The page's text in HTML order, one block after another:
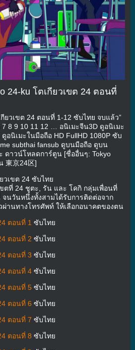
24-ku โตเกียวเขต 24 ตอนที่
กียวเขต 24 ตอนที่ 1-12 ซับไทย จบแล้ว”
8 9 10 11 12 … อนิเมะจีน3D ดูอนิเมะ
อนิเมะในมือถือ HD FullHD 1080P ซับ
subthai fansub ดูบนมือถือ ดูบน
ดาวน์โหลดการ์ตูน [ชื่ออื่นๆ: Tokyo
東京24区]
วเขต 24 ซับไทย
ขตที่ 24 ชูตะ, รัน และ โคกิ กลุ่มเพื่อนที่
จนวันหนึ่งทั้งสามได้รับการติดต่อจาก
ผ่านทางโทรศัพท์ ให้เลือกอนาคตของตน
ตอนที่ 1 ซับไทย
ตอนที่ 2 ซับไทย
ตอนที่ 3 ซับไทย
ตอนที่ 4ซับไทย
ตอนที่ 5ซับไทย
ตอนที่ 6 ซับไทย
ตอนที่ 7 ซับไทย
ตอนที่ 8 ซับไทย